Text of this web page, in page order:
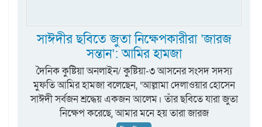
সাঈদীর ছবিতে জুতা নিক্ষেপকারীরা ‘জারজ
সন্তান’: আমির হামজা
দৈনিক কুষ্টিয়া অনলাইন/ কুষ্টিয়া-৩ আসনের সংসদ সদস্য
মুফতি আমির হামজা বলেছেন, ‘আল্লামা দেলাওয়ার হোসেন
সাঈদী সর্বজন শ্রদ্ধেয় একজন আলেম। তাঁর ছবিতে যারা জুতা
নিক্ষেপ করেছে, আমার মনে হয় তারা জারজ